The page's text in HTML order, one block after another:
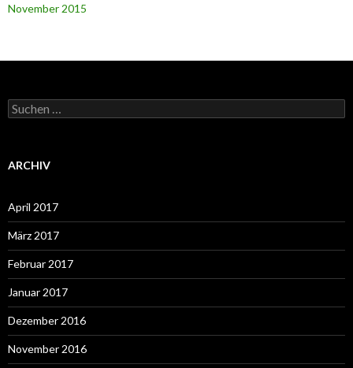
November 2015
Suchen
nach:
ARCHIV
April 2017
März 2017
Februar 2017
Januar 2017
Dezember 2016
November 2016